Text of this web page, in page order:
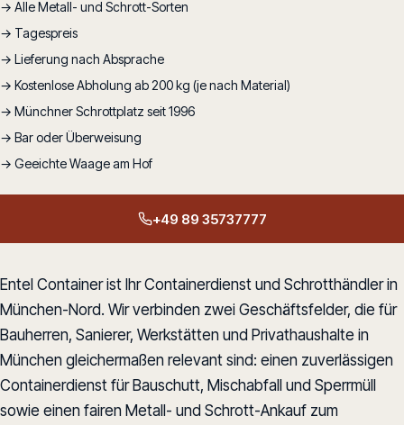
→ Alle Metall- und Schrott-Sorten
→ Tagespreis
→ Lieferung nach Absprache
→ Kostenlose Abholung ab 200 kg (je nach Material)
→ Münchner Schrottplatz seit 1996
→ Bar oder Überweisung
→ Geeichte Waage am Hof
+49 89 35737777
Entel Container ist Ihr Containerdienst und Schrotthändler in
München-Nord. Wir verbinden zwei Geschäftsfelder, die für
Bauherren, Sanierer, Werkstätten und Privathaushalte in
München gleichermaßen relevant sind: einen zuverlässigen
Containerdienst für Bauschutt, Mischabfall und Sperrmüll
sowie einen fairen Metall- und Schrott-Ankauf zum